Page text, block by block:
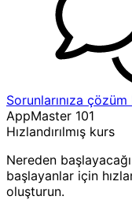
Sorunlarınıza
AppMaster 101
Hızlandırılmış kurs
Nereden
başlayanlar için
oluşturun.